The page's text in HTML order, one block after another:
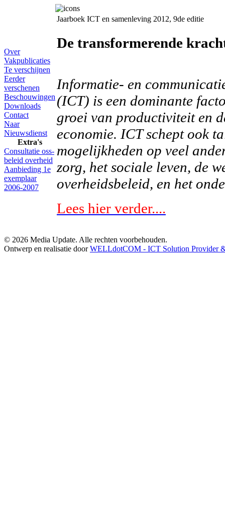
Over
Vakpublicaties
Te verschijnen
Eerder
verschenen
Beschouwingen
Downloads
Contact
Naar
Nieuwsdienst
Extra's
Consultatie oss-
beleid overheid
Aanbieding 1e
exemplaar
2006-2007
Jaarboek ICT en samenleving 2012, 9de editie
De transformerende
Informatie- en
(ICT) is een dominante
groei van productiviteit en
economie. ICT schept ook
mogelijkheden op veel
zorg, het sociale leven, de
overheidsbeleid, en het
Lees hier verder....
© 2026 Media Update. Alle rechten voorbehouden.
Ontwerp en realisatie doorWELLdotCOM - ICT Solution Provider